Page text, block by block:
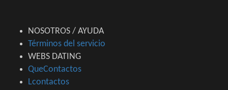
NOSOTROS / AYUDA
Términos del servicio
WEBS DATING
QueContactos
Lcontactos